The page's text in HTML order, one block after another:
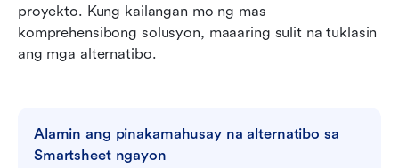
proyekto. Kung kailangan mo ng mas
komprehensibong solusyon, maaaring sulit na tuklasin
ang mga alternatibo.
Alamin ang pinakamahusay na alternatibo sa
Smartsheet ngayon